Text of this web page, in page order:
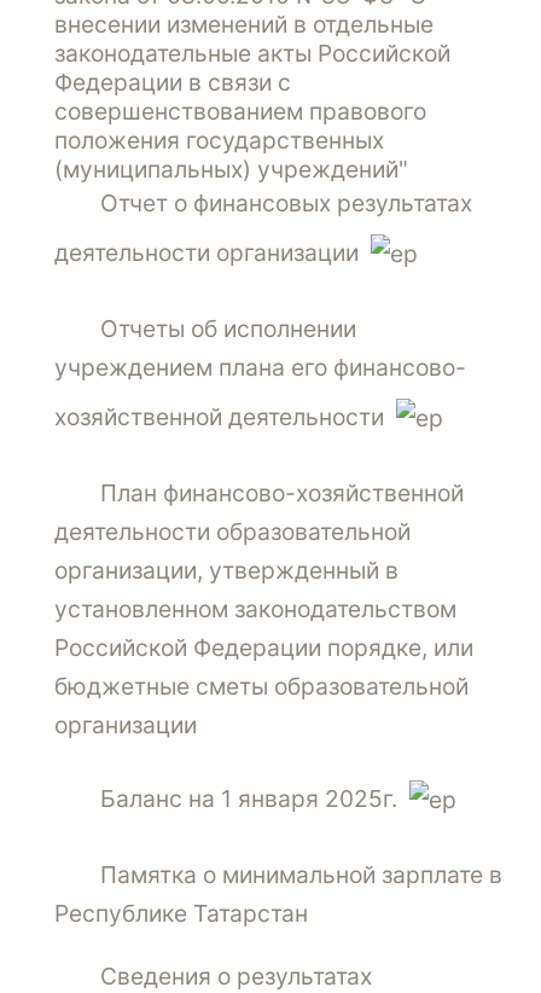
внесении изменений в отдельные
законодательные акты Российской
Федерации в связи с
совершенствованием правового
положения государственных
(муниципальных) учреждений"
Отчет о финансовых результатах
деятельности организации
Отчеты об исполнении
учреждением плана его финансово-
хозяйственной деятельности
План финансово-хозяйственной
деятельности образовательной
организации, утвержденный в
установленном законодательством
Российской Федерации порядке, или
бюджетные сметы образовательной
организации
Баланс на 1 января 2025г.
Памятка о минимальной зарплате в
Республике Татарстан
Сведения о результатах